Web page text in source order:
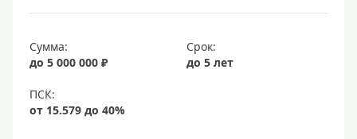
15000 руб
18000 руб
20 тысяч
Сумма:
до 5 000 000 ₽
Срок:
до 5 лет